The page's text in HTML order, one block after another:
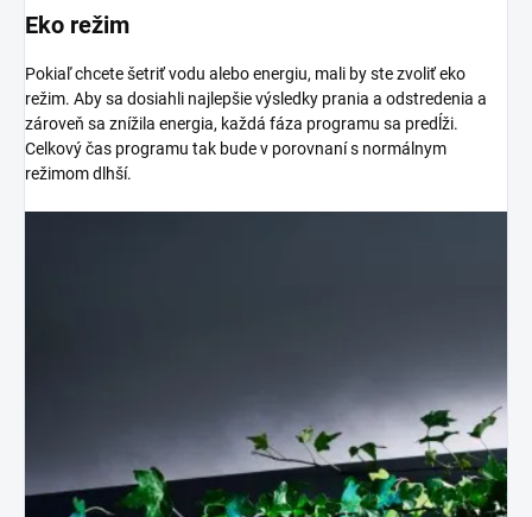
Eko režim
Pokiaľ chcete šetriť vodu alebo energiu, mali by ste zvoliť eko
režim. Aby sa dosiahli najlepšie výsledky prania a odstredenia a
zároveň sa znížila energia, každá fáza programu sa predĺži.
Celkový čas programu tak bude v porovnaní s normálnym
režimom dlhší.